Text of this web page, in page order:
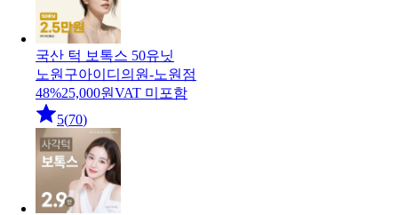
국산 턱 보톡스 50유닛
노원구아이디의원-노원점
48%25,000원VAT 미포함
5(70)